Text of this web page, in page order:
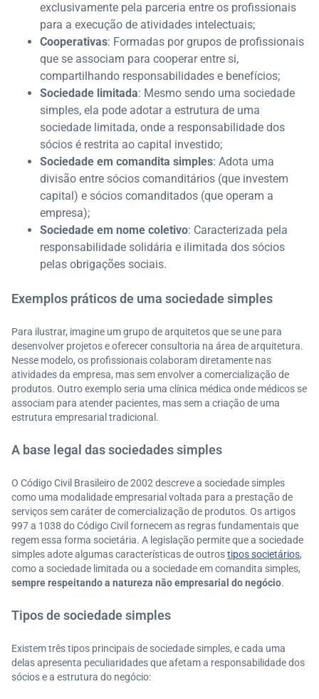
exclusivamente pela parceria entre os profissionais
para a execução de atividades intelectuais;
Cooperativas: Formadas por grupos de profissionais
que se associam para cooperar entre si,
compartilhando responsabilidades e benefícios;
Sociedade limitada: Mesmo sendo uma sociedade
simples, ela pode adotar a estrutura de uma
sociedade limitada, onde a responsabilidade dos
sócios é restrita ao capital investido;
Sociedade em comandita simples: Adota uma
divisão entre sócios comanditários (que investem
capital) e sócios comanditados (que operam a
empresa);
Sociedade em nome coletivo: Caracterizada pela
responsabilidade solidária e ilimitada dos sócios
pelas obrigações sociais.
Exemplos práticos de uma sociedade simples
Para ilustrar, imagine um grupo de arquitetos que se une para
desenvolver projetos e oferecer consultoria na área de arquitetura.
Nesse modelo, os profissionais colaboram diretamente nas
atividades da empresa, mas sem envolver a comercialização de
produtos. Outro exemplo seria uma clínica médica onde médicos se
associam para atender pacientes, mas sem a criação de uma
estrutura empresarial tradicional.
A base legal das sociedades simples
O Código Civil Brasileiro de 2002 descreve a sociedade simples
como uma modalidade empresarial voltada para a prestação de
serviços sem caráter de comercialização de produtos. Os artigos
997 a 1038 do Código Civil fornecem as regras fundamentais que
regem essa forma societária. A legislação permite que a sociedade
simples adote algumas características de outrostipos societários,
como a sociedade limitada ou a sociedade em comandita simples,
sempre respeitando a natureza não empresarial do negócio.
Tipos de sociedade simples
Existem três tipos principais de sociedade simples, e cada uma
delas apresenta peculiaridades que afetam a responsabilidade dos
sócios e a estrutura do negócio: